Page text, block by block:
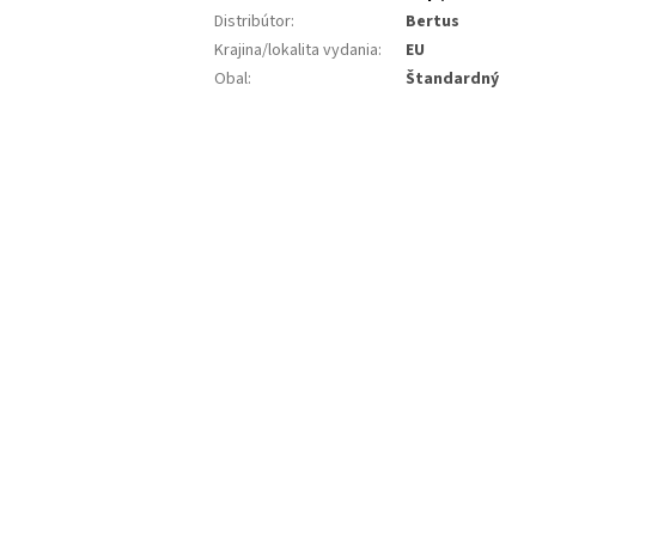
Distribútor:
Bertus
Krajina/lokalita vydania:
EU
Obal: Štandardný